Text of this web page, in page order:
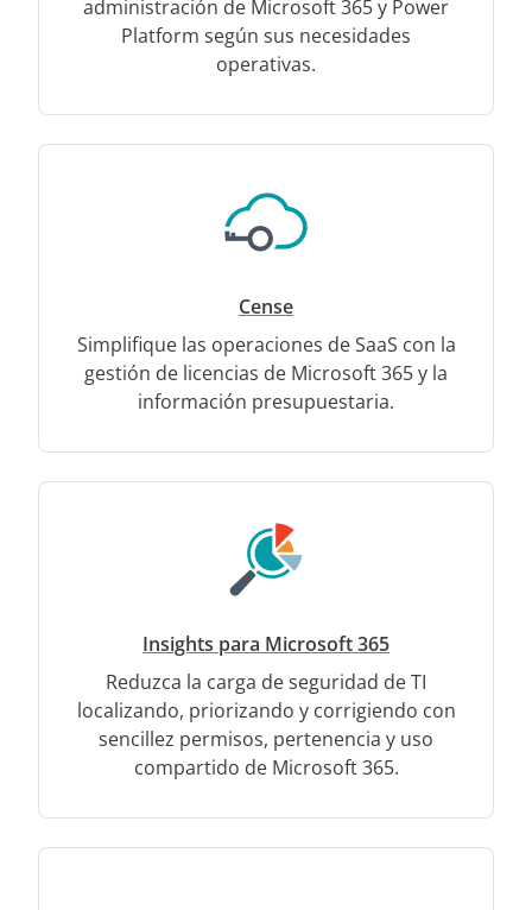
administración de Microsoft 365 y Power
Platform según sus necesidades
operativas.
Cense
Simplifique las operaciones de SaaS con la
gestión de licencias de Microsoft 365 y la
información presupuestaria.
Insights para Microsoft 365
Reduzca la carga de seguridad de TI
localizando, priorizando y corrigiendo con
sencillez permisos, pertenencia y uso
compartido de Microsoft 365.